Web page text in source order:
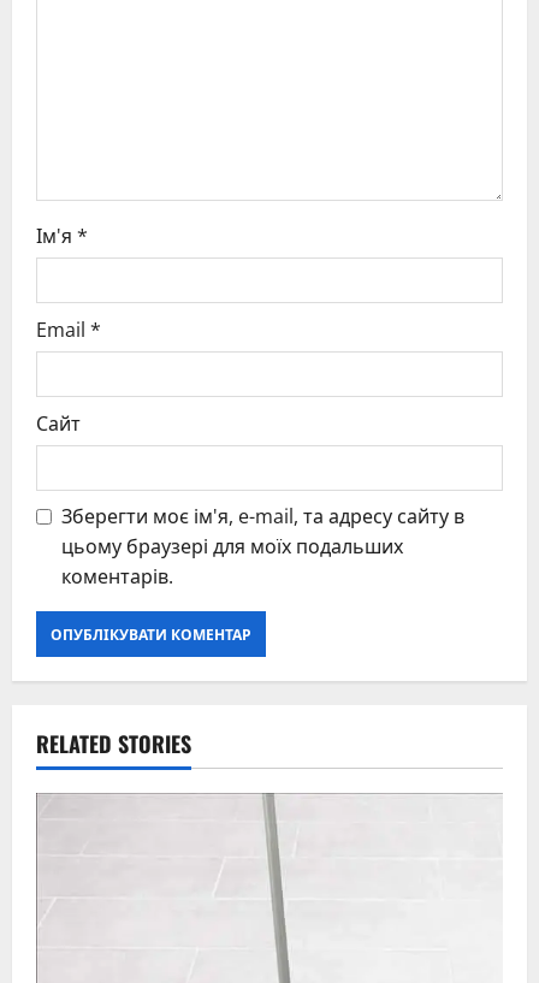
Ім'я *
Email *
Сайт
Зберегти моє ім'я, e-mail, та адресу сайту в
цьому браузері для моїх подальших
коментарів.
RELATED STORIES